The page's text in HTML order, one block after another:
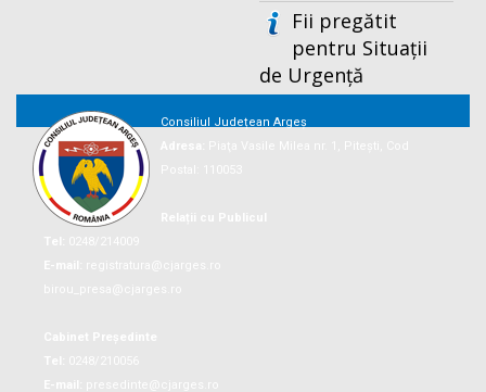
Fii pregătit
pentru Situații
de Urgență
Consiliul Județean Argeș